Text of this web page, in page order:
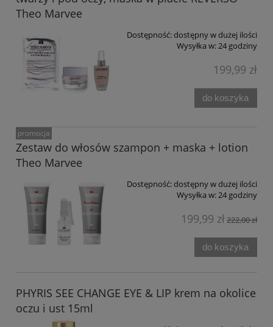
Theo Marvee
Dostępność:dostępny w dużej ilości
Wysyłka w:24 godziny
199,99 zł
do koszyka
Zestaw do włosów szampon + maska + lotion
Theo Marvee
Dostępność:dostępny w dużej ilości
Wysyłka w:24 godziny
199,99 zł222,00 zł
do koszyka
promocja
PHYRIS SEE CHANGE EYE & LIP krem na okolice
oczu i ust 15ml